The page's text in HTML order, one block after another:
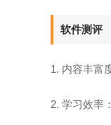
软件测评
1. 内容丰富
2. 学习效率